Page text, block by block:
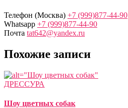
Телефон (Москва) +7 (999)877-44-90
Whatsapp +7 (999)877-44-90
Почта tat642@yandex.ru
Похожие записи
ДРЕССУРА
Шоу цветных собак